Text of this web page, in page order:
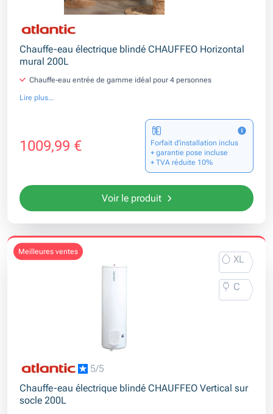
Chauffe-eau électrique blindé CHAUFFEO Horizontal
mural 200L
Chauffe-eau entrée de gamme idéal pour 4 personnes
Lire plus...
1009,99 €
Forfait d’installation inclus
+ garantie pose incluse
+ TVA réduite 10%
Voir le produit
meilleures ventes
XL
C
5/5
Chauffe-eau électrique blindé CHAUFFEO Vertical sur
socle 200L